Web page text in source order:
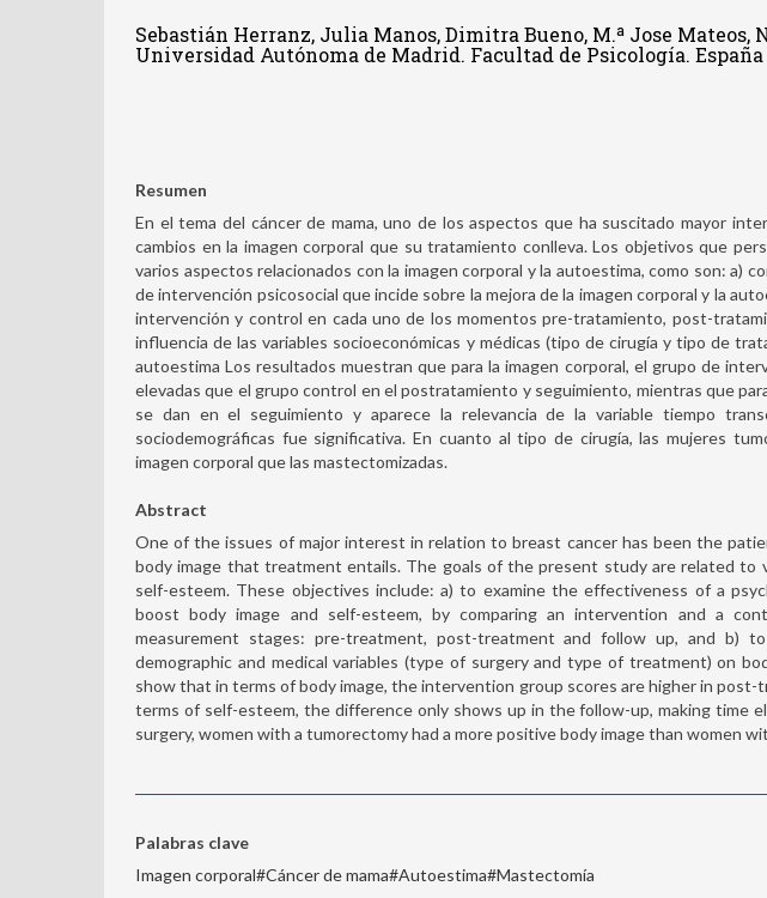
Sebastián Herranz, Julia Manos, Dimitra Bueno, M.ª Jose Mateos,
Universidad Autónoma de Madrid. Facultad de Psicología. España
Resumen
En el tema del cáncer de mama, uno de los aspectos que ha suscitado mayor
cambios en la imagen corporal que su tratamiento conlleva. Los objetivos que
varios aspectos relacionados con la imagen corporal y la autoestima, como son: a)
de intervención psicosocial que incide sobre la mejora de la imagen corporal y la
intervención y control en cada uno de los momentos pre-tratamiento, post-
influencia de las variables socioeconómicas y médicas (tipo de cirugía y tipo de
autoestima Los resultados muestran que para la imagen corporal, el grupo de
elevadas que el grupo control en el postratamiento y seguimiento, mientras que
se dan en el seguimiento y aparece la relevancia de la variable tiempo
sociodemográficas fue significativa. En cuanto al tipo de cirugía, las mujeres
imagen corporal que las mastectomizadas.
Abstract
One of the issues of major interest in relation to breast cancer has been the
body image that treatment entails. The goals of the present study are related to
self-esteem. These objectives include: a) to examine the effectiveness of a
boost body image and self-esteem, by comparing an intervention and a
measurement stages: pre-treatment, post-treatment and follow up, and b)
demographic and medical variables (type of surgery and type of treatment) on
show that in terms of body image, the intervention group scores are higher in
terms of self-esteem, the difference only shows up in the follow-up, making time
surgery, women with a tumorectomy had a more positive body image than women
Palabras clave
Imagen corporal#Cáncer de mama#Autoestima#Mastectomía